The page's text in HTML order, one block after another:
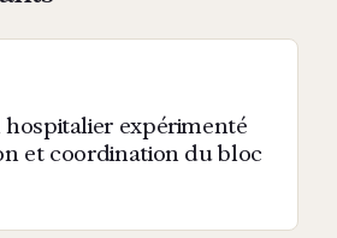
hospitalier expérimenté
et coordination du bloc